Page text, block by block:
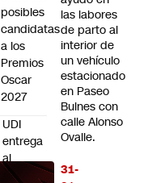
las labores
de parto al
interior de
un vehículo
estacionado
en Paseo
Bulnes con
calle Alonso
Ovalle.
31-
posibles
candidatas
a los
Premios
Oscar
2027
UDI
entrega
al
Gobierno